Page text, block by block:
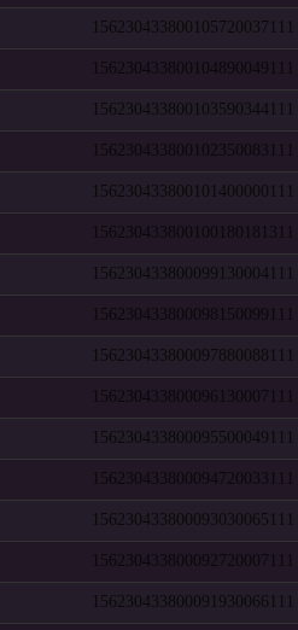
156230433800105720037111
156230433800104890049111
156230433800103590344111
156230433800102350083111
156230433800101400000111
156230433800100180181311
156230433800099130004111
156230433800098150099111
156230433800097880088111
156230433800096130007111
156230433800095500049111
156230433800094720033111
156230433800093030065111
156230433800092720007111
156230433800091930066111